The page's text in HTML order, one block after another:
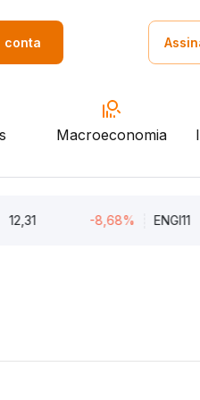
conta
Macroeconomia
-8,68% ENGI11